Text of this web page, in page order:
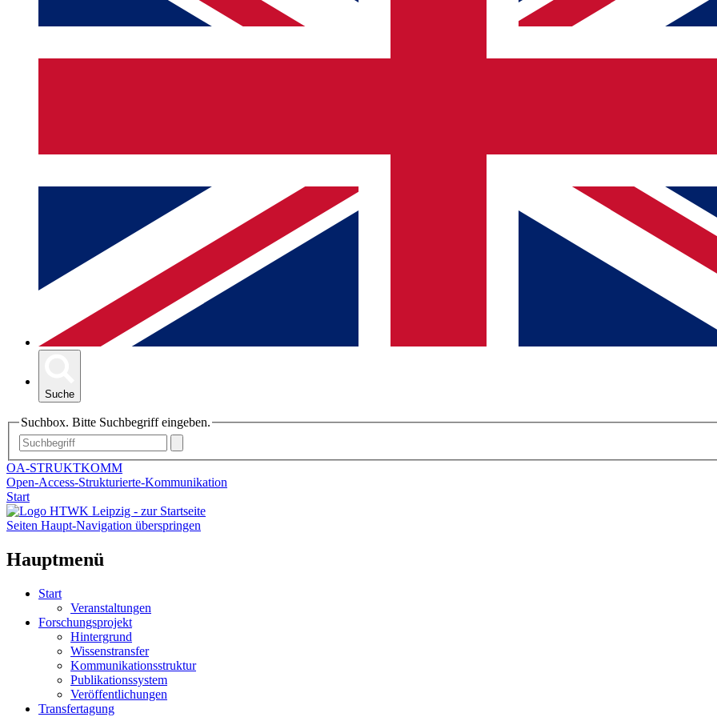
Suche
Suchbox. Bitte Suchbegriff eingeben.
OA-STRUKTKOMM
Open-Access-Strukturierte-Kommunikation
Start
Seiten Haupt-Navigation überspringen
Hauptmenü
Start
Veranstaltungen
Forschungsprojekt
Hintergrund
Wissenstransfer
Kommunikationsstruktur
Publikationssystem
Veröffentlichungen
Transfertagung